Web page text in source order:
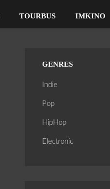
TOURBUS IMKINO
GENRES
Indie
Pop
HipHop
Electronic